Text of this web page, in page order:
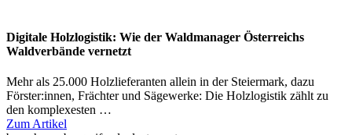
Digitale Holzlogistik: Wie der Waldmanager Österreichs
Waldverbände vernetzt
Mehr als 25.000 Holzlieferanten allein in der Steiermark, dazu
Förster:innen, Frächter und Sägewerke: Die Holzlogistik zählt zu
den komplexesten …
Zum Artikel